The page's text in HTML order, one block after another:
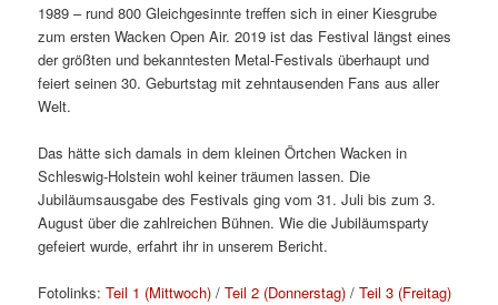
1989 – rund 800 Gleichgesinnte treffen sich in einer Kiesgrube
zum ersten Wacken Open Air. 2019 ist das Festival längst eines
der größten und bekanntesten Metal-Festivals überhaupt und
feiert seinen 30. Geburtstag mit zehntausenden Fans aus aller
Welt.
Das hätte sich damals in dem kleinen Örtchen Wacken in
Schleswig-Holstein wohl keiner träumen lassen. Die
Jubiläumsausgabe des Festivals ging vom 31. Juli bis zum 3.
August über die zahlreichen Bühnen. Wie die Jubiläumsparty
gefeiert wurde, erfahrt ihr in unserem Bericht.
Fotolinks:Teil 1 (Mittwoch) /Teil 2 (Donnerstag) /Teil 3 (Freitag)